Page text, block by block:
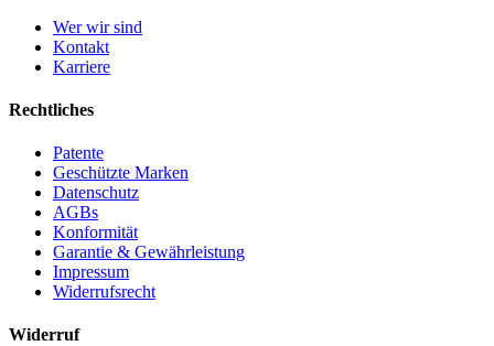
Wer wir sind
Kontakt
Karriere
Rechtliches
Patente
Geschützte Marken
Datenschutz
AGBs
Konformität
Garantie & Gewährleistung
Impressum
Widerrufsrecht
Widerruf